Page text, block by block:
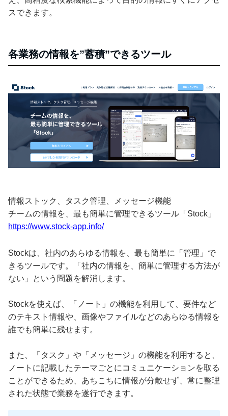
スできます。
各業務の情報を”蓄積”できるツール
情報ストック、タスク管理、メッセージ機能
チームの情報を、最も簡単に管理できるツール「Stock」
https://www.stock-app.info/
Stockは、社内のあらゆる情報を、最も簡単に「管理」で
きるツールです。「社内の情報を、簡単に管理する方法が
ない」という問題を解消します。
Stockを使えば、「ノート」の機能を利用して、要件など
のテキスト情報や、画像やファイルなどのあらゆる情報を
誰でも簡単に残せます。
また、「タスク」や「メッセージ」の機能を利用すると、
ノートに記載したテーマごとにコミュニケーションを取る
ことができるため、あちこちに情報が分散せず、常に整理
された状態で業務を遂行できます。